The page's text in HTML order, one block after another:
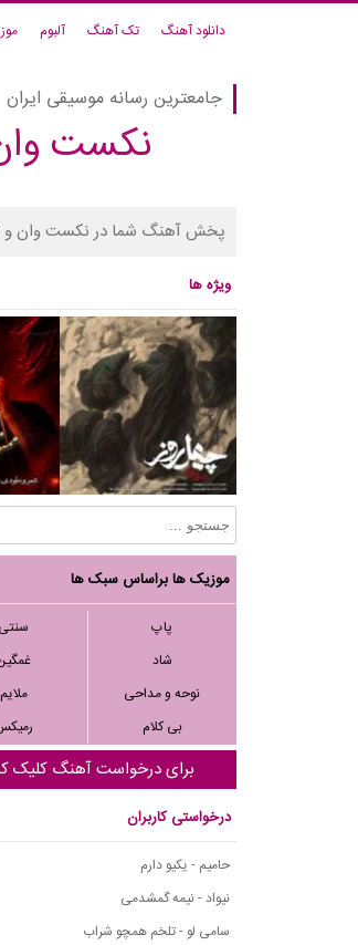
دانلود آهنگ تک آهنگ آلبوم
جامعترین رسانه موسیقی ایران
نکست
پخش آهنگ شما در نکست وان و
ویژه ها
موزیک ها براساس سبک ها
پاپ
سنتی
شاد
نوحه و مداحی
ملایم
بی کلام
برای درخواست آهنگ کلیک
درخواستی کاربران
حامیم - یکیو دارم
نیواد - نیمه گمشدمی
سامی لو - تلخم همچو شراب